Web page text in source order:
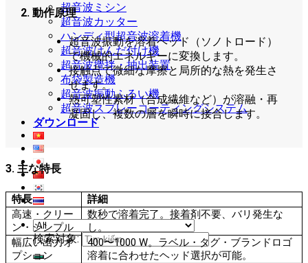
超音波ミシン
超音波カッター
ハンディ型超音波溶着機
超音波はんだ付け機
超音波攪拌・抽出装置
布袋製造機
超音波振動ふるい機
超音波スプレーコーティングシステム
ダウンロード
検索対象:
2. 動作原理
超音波振動を溶着ヘッド（ソノトロード）
で機械的エネルギーに変換します。
接触点で微細な摩擦と局所的な熱を発生さ
せます。
熱可塑性素材（合成繊維など）が溶融・再
凝固し、複数の層を瞬時に接合します。
3. 主な特長
特長
詳細
高速・クリー
ン・シンプル
数秒で溶着完了。接着剤不要、バリ発生な
し。
幅広い出力オ
プション
400〜1000 W。ラベル・タグ・ブランドロゴ
溶着に合わせたヘッド選択が可能。